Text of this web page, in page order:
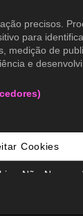
precisos.
para
medição de
e
Cookies
Não